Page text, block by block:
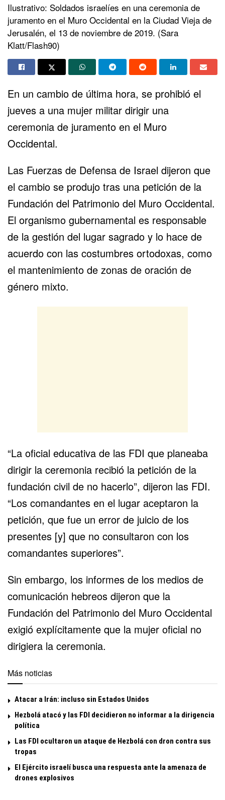
Ilustrativo: Soldados israelíes en una ceremonia de
juramento en el Muro Occidental en la Ciudad Vieja de
Jerusalén, el 13 de noviembre de 2019. (Sara
Klatt/Flash90)
En un cambio de última hora, se prohibió el
jueves a una mujer militar dirigir una
ceremonia de juramento en el Muro
Occidental.
Las Fuerzas de Defensa de Israel dijeron que
el cambio se produjo tras una petición de la
Fundación del Patrimonio del Muro Occidental.
El organismo gubernamental es responsable
de la gestión del lugar sagrado y lo hace de
acuerdo con las costumbres ortodoxas, como
el mantenimiento de zonas de oración de
género mixto.
“La oficial educativa de las FDI que planeaba
dirigir la ceremonia recibió la petición de la
fundación civil de no hacerlo”, dijeron las FDI.
“Los comandantes en el lugar aceptaron la
petición, que fue un error de juicio de los
presentes [y] que no consultaron con los
comandantes superiores”.
Sin embargo, los informes de los medios de
comunicación hebreos dijeron que la
Fundación del Patrimonio del Muro Occidental
exigió explícitamente que la mujer oficial no
dirigiera la ceremonia.
Más noticias
Atacar a Irán: incluso sin Estados Unidos
Hezbolá atacó y las FDI decidieron no informar a la dirigencia
política
Las FDI ocultaron un ataque de Hezbolá con dron contra sus
tropas
El Ejército israelí busca una respuesta ante la amenaza de
drones explosivos